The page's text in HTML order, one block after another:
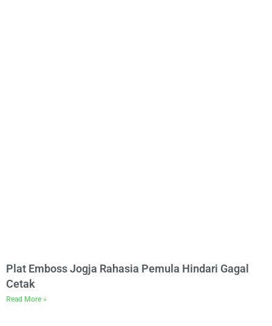
Plat Emboss Jogja Rahasia Pemula Hindari Gagal
Cetak
Read More »